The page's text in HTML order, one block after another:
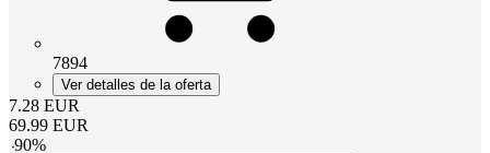
7894
Ver detalles de la oferta
7.28 EUR
69.99 EUR
-90%